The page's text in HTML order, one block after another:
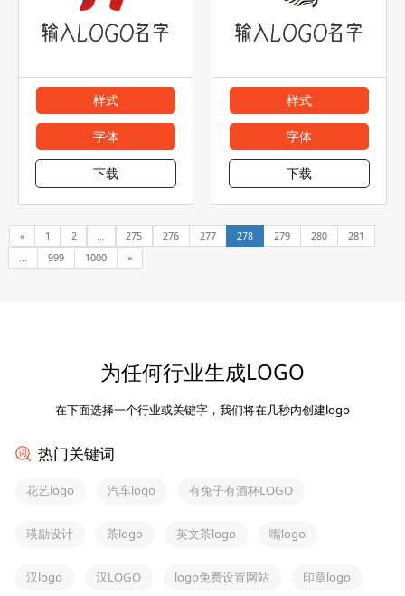
样式
字体
下载
样式
字体
下载
« 1 2 275 276 277 278 279 280
281
999 1000 »
为任何行业生成LOGO
在下面选择一个行业或关键字，我们将在几秒内创建logo
热门关键词
花艺logo 汽车logo 有兔子有酒杯LOGO
瑛励设计 茶logo 英文茶logo 嘴logo
汉logo 汉LOGO logo免费设置网站 印章logo